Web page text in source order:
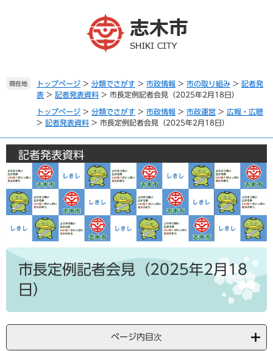
へ
現在地 トップページ > 分類でさがす > 市政情報 > 市の取り組み > 記者発
表 > 記者発表資料 > 市長定例記者会見（2025年2月18日）
トップページ > 分類でさがす > 市政情報 > 市政運営 > 広報・広聴
> 記者発表資料 > 市長定例記者会見（2025年2月18日）
記者発表資料
本
市長定例記者会見（2025年2月18
日）
ページ内目次